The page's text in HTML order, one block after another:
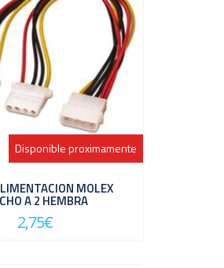
MOLEX
A 2 HEMBRA
2,75€
Disponible proximamente